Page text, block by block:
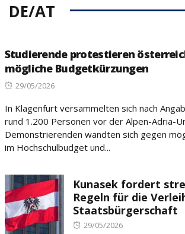
DE/AT
Studierende protestieren
mögliche Budgetkürzungen
Posted
29/05/2026
In Klagenfurt versammelten sich nach
rund 1.200 Personen vor der Alpen-Adria-
Demonstrierenden wandten sich gegen
im Hochschulbudget und...
Kunasek fordert
Regeln für die
Staatsbürgerschaft
Posted
29/05/2026